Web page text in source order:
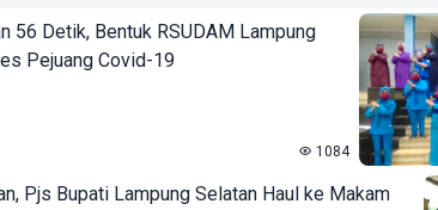
56 Detik, Bentuk RSUDAM Lampung
Pejuang Covid-19
1084
Pjs Bupati Lampung Selatan Haul ke Makam